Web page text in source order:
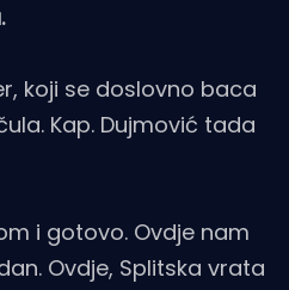
koji se doslovno baca
Kap. Dujmović tada
i gotovo. Ovdje nam
Ovdje, Splitska vrata